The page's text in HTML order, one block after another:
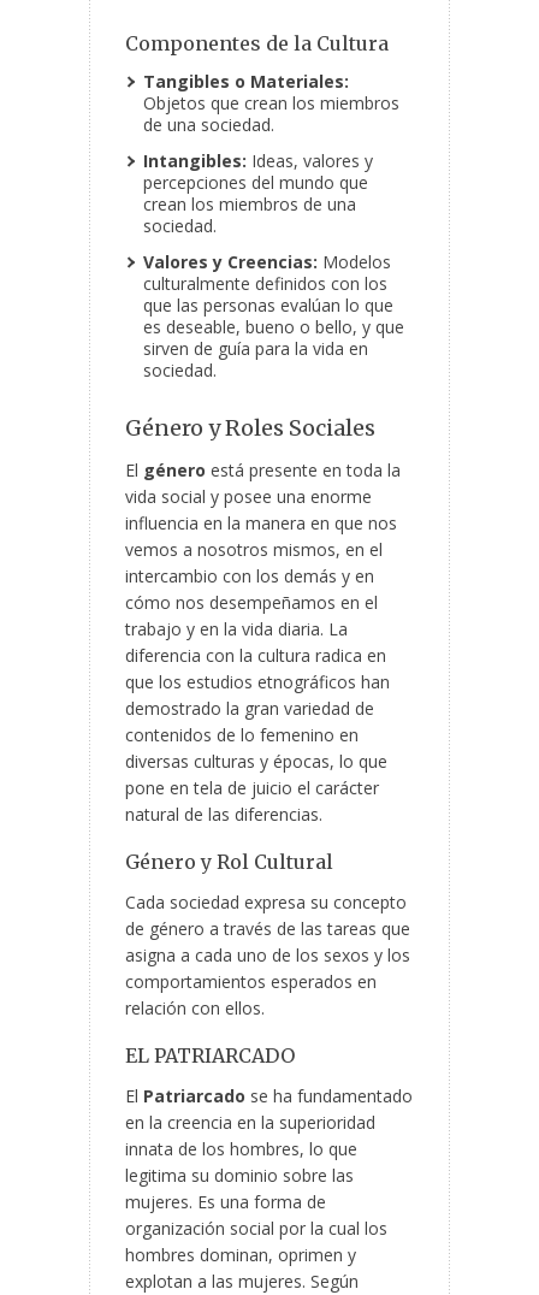
Componentes de la Cultura
Tangibles o Materiales:
Objetos que crean los miembros
de una sociedad.
Intangibles: Ideas, valores y
percepciones del mundo que
crean los miembros de una
sociedad.
Valores y Creencias: Modelos
culturalmente definidos con los
que las personas evalúan lo que
es deseable, bueno o bello, y que
sirven de guía para la vida en
sociedad.
Género y Roles Sociales
El género está presente en toda la
vida social y posee una enorme
influencia en la manera en que nos
vemos a nosotros mismos, en el
intercambio con los demás y en
cómo nos desempeñamos en el
trabajo y en la vida diaria. La
diferencia con la cultura radica en
que los estudios etnográficos han
demostrado la gran variedad de
contenidos de lo femenino en
diversas culturas y épocas, lo que
pone en tela de juicio el carácter
natural de las diferencias.
Género y Rol Cultural
Cada sociedad expresa su concepto
de género a través de las tareas que
asigna a cada uno de los sexos y los
comportamientos esperados en
relación con ellos.
EL PATRIARCADO
El Patriarcado se ha fundamentado
en la creencia en la superioridad
innata de los hombres, lo que
legitima su dominio sobre las
mujeres. Es una forma de
organización social por la cual los
hombres dominan, oprimen y
explotan a las mujeres. Según